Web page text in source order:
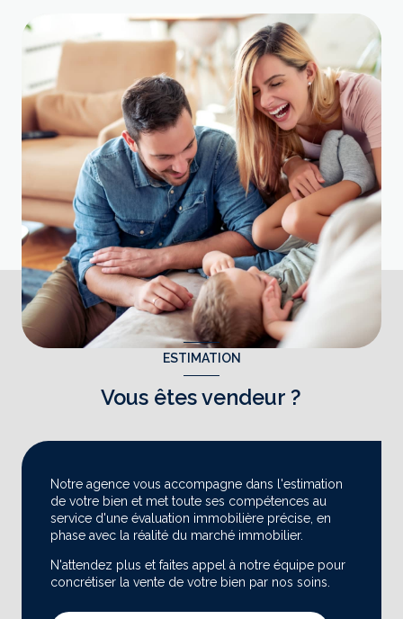
ESTIMATION
Vous êtes vendeur ?
Notre agence vous accompagne dans l'estimation
de votre bien et met toute ses compétences au
service d'une évaluation immobilière précise, en
phase avec la réalité du marché immobilier.
N'attendez plus et faites appel à notre équipe pour
concrétiser la vente de votre bien par nos soins.